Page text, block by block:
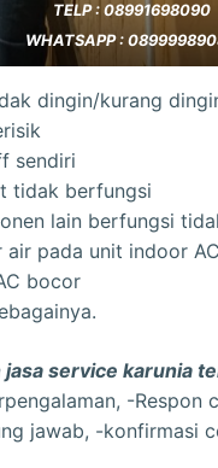
TELP : 08991698090
WHATSAPP :
dingin/kurang
sendiri
tidak berfungsi
lain berfungsi
air pada unit indoor AC
bocor
jasa service karunia
-Respon
jawab, -konfirmasi